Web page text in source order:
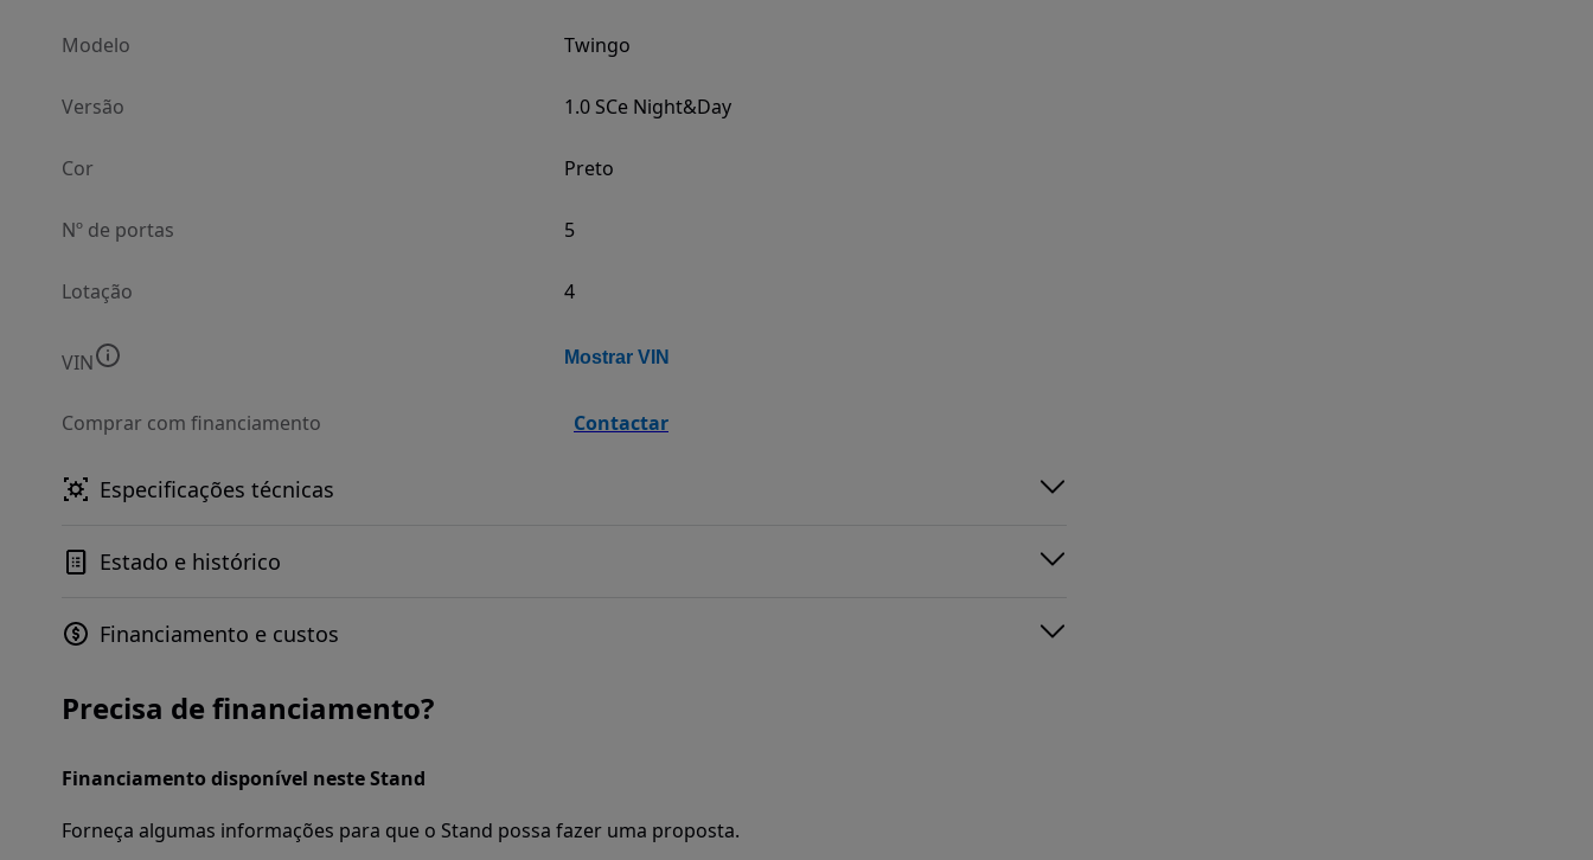
Modelo Twingo
Versão 1.0 SCe Night&Day
Cor Preto
Nº de portas 5
Lotação 4
VIN Mostrar VIN
Comprar com financiamento Contactar
Especificações técnicas
Estado e histórico
Financiamento e custos
Precisa de financiamento?
Financiamento disponível neste Stand
Forneça algumas informações para que o Stand possa fazer uma proposta.